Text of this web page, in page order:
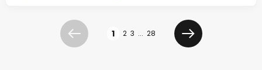
Előző 1 2 3 ... 28
Következő